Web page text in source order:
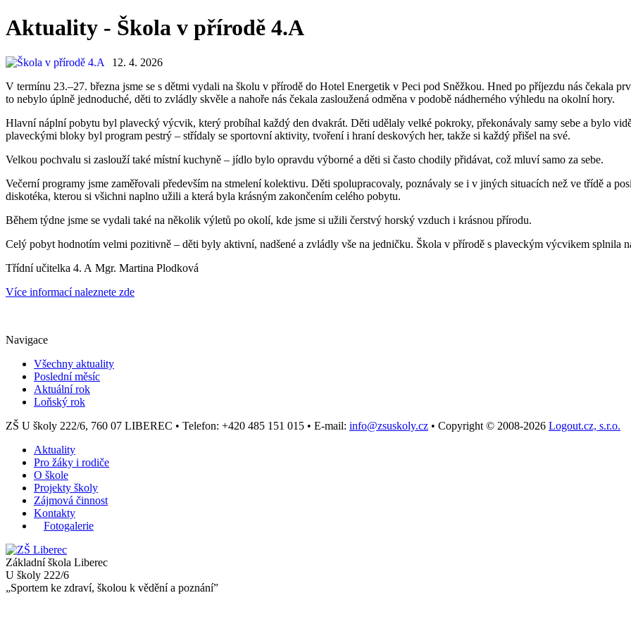
Aktuality - Škola v přírodě 4.A
12. 4. 2026
V termínu 23.–27. března jsme se s dětmi vydali na školu v přírodě do Hotel Energetik v Peci pod Sněžkou. Hned po příjezdu nás čekala
to nebylo úplně jednoduché, děti to zvládly skvěle a nahoře nás čekala zasloužená odměna v podobě nádherného výhledu na okolní hory.
Hlavní náplní pobytu byl plavecký výcvik, který probíhal každý den dvakrát. Děti udělaly velké pokroky, překonávaly samy sebe a bylo
plaveckými bloky byl program pestrý – střídaly se sportovní aktivity, tvoření i hraní deskových her, takže si každý přišel na své.
Velkou pochvalu si zaslouží také místní kuchyně – jídlo bylo opravdu výborné a děti si často chodily přidávat, což mluví samo za sebe.
Večerní programy jsme zaměřovali především na stmelení kolektivu. Děti spolupracovaly, poznávaly se i v jiných situacích než ve třídě a
diskotéka, kterou si všichni naplno užili a která byla krásným zakončením celého pobytu.
Během týdne jsme se vydali také na několik výletů po okolí, kde jsme si užili čerstvý horský vzduch i krásnou přírodu.
Celý pobyt hodnotím velmi pozitivně – děti byly aktivní, nadšené a zvládly vše na jedničku. Škola v přírodě s plaveckým výcvikem splnila
Třídní učitelka 4. A Mgr. Martina Plodková
Více informací naleznete zde
Navigace
Všechny aktuality
Poslední měsíc
Aktuální rok
Loňský rok
ZŠ U školy 222/6, 760 07 LIBEREC • Telefon: +420 485 151 015 • E-mail: info@zsuskoly.cz • Copyright © 2008-2026 Logout.cz, s.r.o.
Aktuality
Pro žáky i rodiče
O škole
Projekty školy
Zájmová činnost
Kontakty
Fotogalerie
Základní škola Liberec
U školy 222/6
„Sportem ke zdraví, školou k vědění a poznání”